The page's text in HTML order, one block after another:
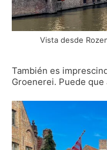
Vista desde
También es
Groenerei. Puede